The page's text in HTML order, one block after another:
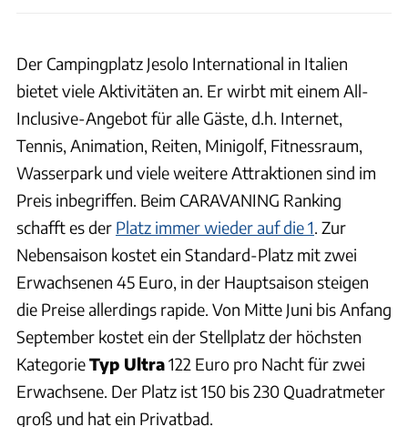
Der Campingplatz Jesolo International in Italien
bietet viele Aktivitäten an. Er wirbt mit einem All-
Inclusive-Angebot für alle Gäste, d.h. Internet,
Tennis, Animation, Reiten, Minigolf, Fitnessraum,
Wasserpark und viele weitere Attraktionen sind im
Preis inbegriffen. Beim CARAVANING Ranking
schafft es der Platz immer wieder auf die 1. Zur
Nebensaison kostet ein Standard-Platz mit zwei
Erwachsenen 45 Euro, in der Hauptsaison steigen
die Preise allerdings rapide. Von Mitte Juni bis Anfang
September kostet ein der Stellplatz der höchsten
KategorieTyp Ultra122 Euro pro Nacht für zwei
Erwachsene. Der Platz ist 150 bis 230 Quadratmeter
groß und hat ein Privatbad.